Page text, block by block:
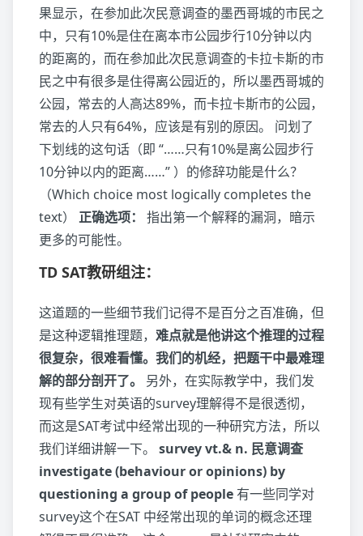
果显示，在参加此次民意调查的墨西哥城的市民之
中，只有10%是住在离本市公园步行10分钟以内
的距离的，而在参加此次民意调查的卡拉卡斯的市
民之中有很多是住得离公园近的，所以墨西哥城的
公园，常去的人高达89%，而卡拉卡斯市的公园，
常去的人只有64%，应该是有别的原因。 问划了
下划线的这句话（即 “……只有10%是离公园步行
10分钟以内的距离……” ）的修辞功能是什么？
（Which choice most logically completes the
text） 正确选项：
指出第一个解释的漏洞，暗示
更多的可能性。
TD SAT教研组注：
这道题的一些细节我们记得不是百分之百准确，但
是这种逻辑推理题， 难点就是他讲这个推理的过程
很复杂，很难看懂。我们的机经，把题干中最难理
解的部分剖开了。
另外，在实际教学中，我们发
现有些学生对英语的survey理解得不是很透彻，
而这是SAT考试中经常出现的一种研究方法，所以
我们详细讲解一下。 survey vt.& n. 民意调查
investigate (behaviour or opinions) by
questioning a group of people 有一些同学对
survey这个在SAT 中经常出现的单词的概念还理